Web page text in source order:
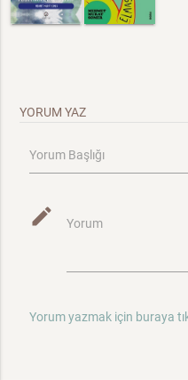
YORUM YAZ
Yorum Başlığı
mode_edit Yorum
Yorum yazmak için buraya